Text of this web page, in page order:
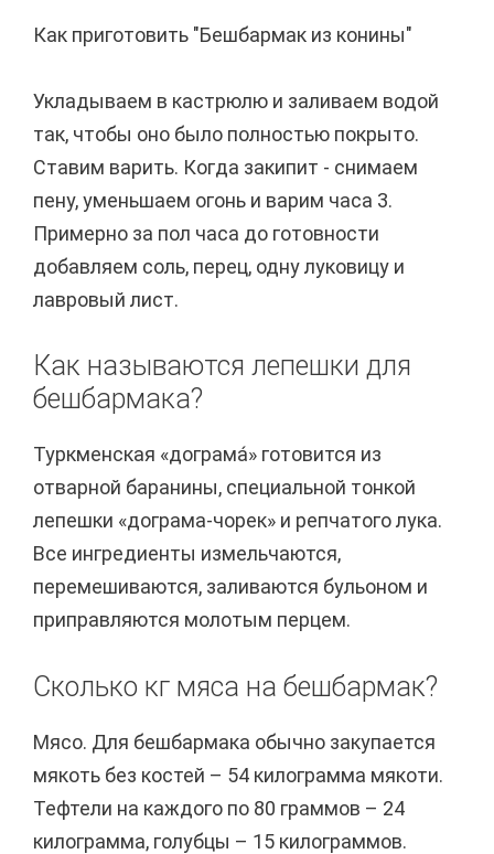
Как приготовить "Бешбармак из конины"
Укладываем в кастрюлю и заливаем водой
так, чтобы оно было полностью покрыто.
Ставим варить. Когда закипит - снимаем
пену, уменьшаем огонь и варим часа 3.
Примерно за пол часа до готовности
добавляем соль, перец, одну луковицу и
лавровый лист.
Как называются лепешки для
бешбармака?
Туркменская «дограма́» готовится из
отварной баранины, специальной тонкой
лепешки «дограма-чорек» и репчатого лука.
Все ингредиенты измельчаются,
перемешиваются, заливаются бульоном и
приправляются молотым перцем.
Сколько кг мяса на бешбармак?
Мясо. Для бешбармака обычно закупается
мякоть без костей – 54 килограмма мякоти.
Тефтели на каждого по 80 граммов – 24
килограмма, голубцы – 15 килограммов.